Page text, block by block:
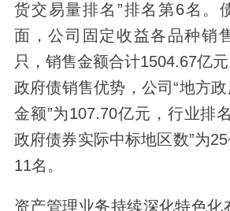
货交易量排名”排名第6名。
面，公司固定收益各品种销
只，销售金额合计1504.67亿
政府债销售优势，公司“地方
金额”为107.70亿元，行业排
政府债券实际中标地区数”为
11名。
资产管理业务持续深化特色化